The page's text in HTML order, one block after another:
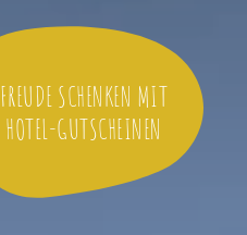
FREUDE SCHENKEN MIT
HOTEL-GUTSCHEINEN